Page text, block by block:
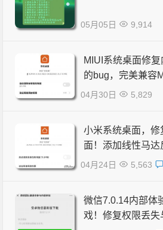
05月05日 9,914
MIUI系统桌面修
的bug，完美兼容
04月30日 5,829
小米系统桌面，
面！添加线性马达
04月24日 5,563
微信7.0.14内部体
戏！修复权限丢失